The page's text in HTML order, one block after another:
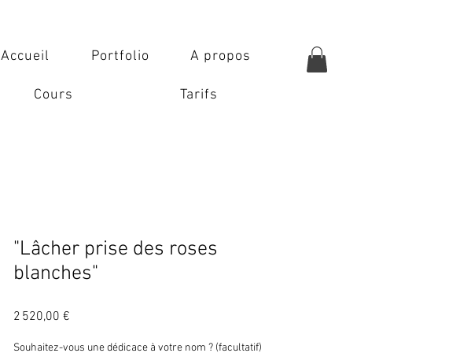
Accueil Portfolio A propos
Cours Tarifs
"Lâcher prise des roses
blanches"
2 520,00 €
Souhaitez-vous une dédicace à votre nom ? (facultatif)